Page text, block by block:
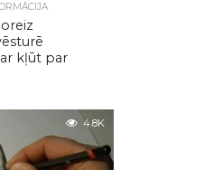
kļūt par
4.8K